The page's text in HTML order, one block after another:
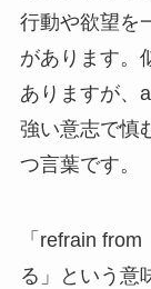
行動や欲望を
があります。
ありますが、
強い意志で慎
つ言葉です。
「refrain
る」という意